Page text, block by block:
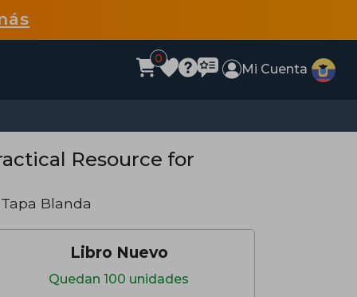
0
Mi Cuenta
Resource for
Tapa Blanda
Libro Nuevo
Quedan 100 unidades